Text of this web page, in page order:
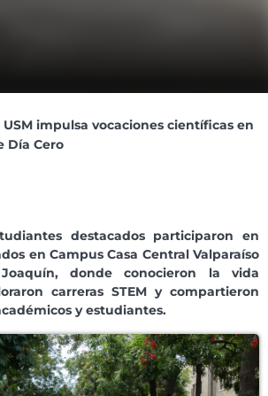
USM impulsa vocaciones científicas en
Día Cero
destacados participaron en
en Campus Casa Central Valparaíso
donde conocieron la vida
carreras STEM y compartieron
y estudiantes.